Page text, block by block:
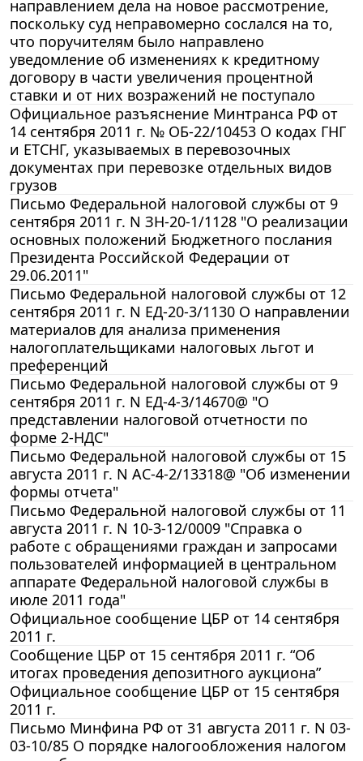
направлением дела на новое рассмотрение,
поскольку суд неправомерно сослался на то,
что поручителям было направлено
уведомление об изменениях к кредитному
договору в части увеличения процентной
ставки и от них возражений не поступало
Официальное разъяснение Минтранса РФ от
14 сентября 2011 г. № ОБ-22/10453 О кодах ГНГ
и ЕТСНГ, указываемых в перевозочных
документах при перевозке отдельных видов
грузов
Письмо Федеральной налоговой службы от 9
сентября 2011 г. N ЗН-20-1/1128 "О реализации
основных положений Бюджетного послания
Президента Российской Федерации от
29.06.2011"
Письмо Федеральной налоговой службы от 12
сентября 2011 г. N ЕД-20-3/1130 О направлении
материалов для анализа применения
налогоплательщиками налоговых льгот и
преференций
Письмо Федеральной налоговой службы от 9
сентября 2011 г. N ЕД-4-3/14670@ "О
представлении налоговой отчетности по
форме 2-НДС"
Письмо Федеральной налоговой службы от 15
августа 2011 г. N АС-4-2/13318@ "Об изменении
формы отчета"
Письмо Федеральной налоговой службы от 11
августа 2011 г. N 10-3-12/0009 "Справка о
работе с обращениями граждан и запросами
пользователей информацией в центральном
аппарате Федеральной налоговой службы в
июле 2011 года"
Официальное сообщение ЦБР от 14 сентября
2011 г.
Сообщение ЦБР от 15 сентября 2011 г. “Об
итогах проведения депозитного аукциона”
Официальное сообщение ЦБР от 15 сентября
2011 г.
Письмо Минфина РФ от 31 августа 2011 г. N 03-
03-10/85 О порядке налогообложения налогом